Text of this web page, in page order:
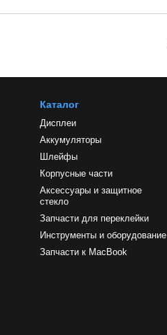
Каталог
Дисплеи
Аккумуляторы
Шлейфы
Корпусные части
Аксессуары и защитное
стекло
Запчасти для переклейки
Инструменты и оборудование
Запчасти к MacBook